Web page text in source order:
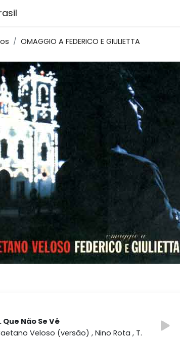
OMAGGIO A FEDERICO E GIULIETTA
Que Não Se Vê
Veloso (versão) , Nino Rota , T.